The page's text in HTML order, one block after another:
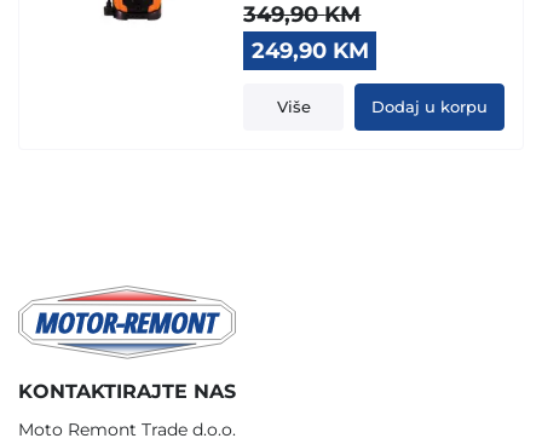
349,90KM
Original
price
was:
349,90 KM.
249,90 KM
price
is:
249,90 KM.
Više Dodaj u korpu
KONTAKTIRAJTE NAS
Moto Remont Trade d.o.o.